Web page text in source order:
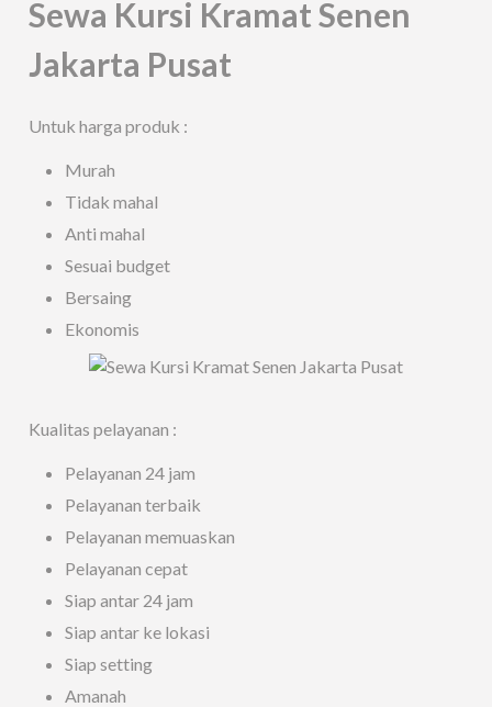
Sewa Kursi Kramat Senen
Jakarta Pusat
Untuk harga produk :
Murah
Tidak mahal
Anti mahal
Sesuai budget
Bersaing
Ekonomis
Kualitas pelayanan :
Pelayanan 24 jam
Pelayanan terbaik
Pelayanan memuaskan
Pelayanan cepat
Siap antar 24 jam
Siap antar ke lokasi
Siap setting
Amanah